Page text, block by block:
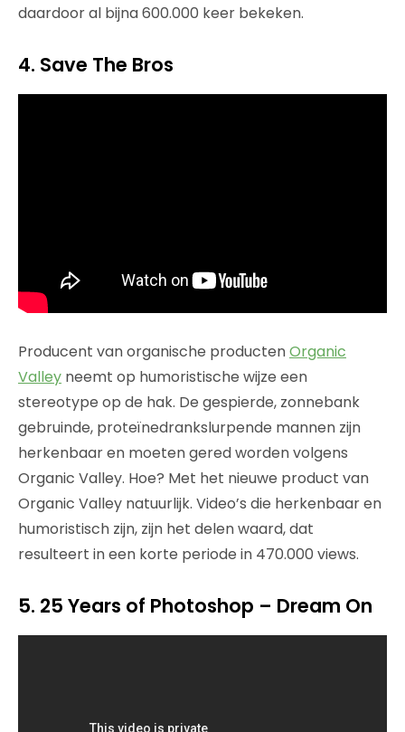
daardoor al bijna 600.000 keer bekeken.
4. Save The Bros
Producent van organische productenOrganic
Valley neemt op humoristische wijze een
stereotype op de hak. De gespierde, zonnebank
gebruinde, proteïnedrankslurpende mannen zijn
herkenbaar en moeten gered worden volgens
Organic Valley. Hoe? Met het nieuwe product van
Organic Valley natuurlijk. Video’s die herkenbaar en
humoristisch zijn, zijn het delen waard, dat
resulteert in een korte periode in 470.000 views.
5. 25 Years of Photoshop – Dream On